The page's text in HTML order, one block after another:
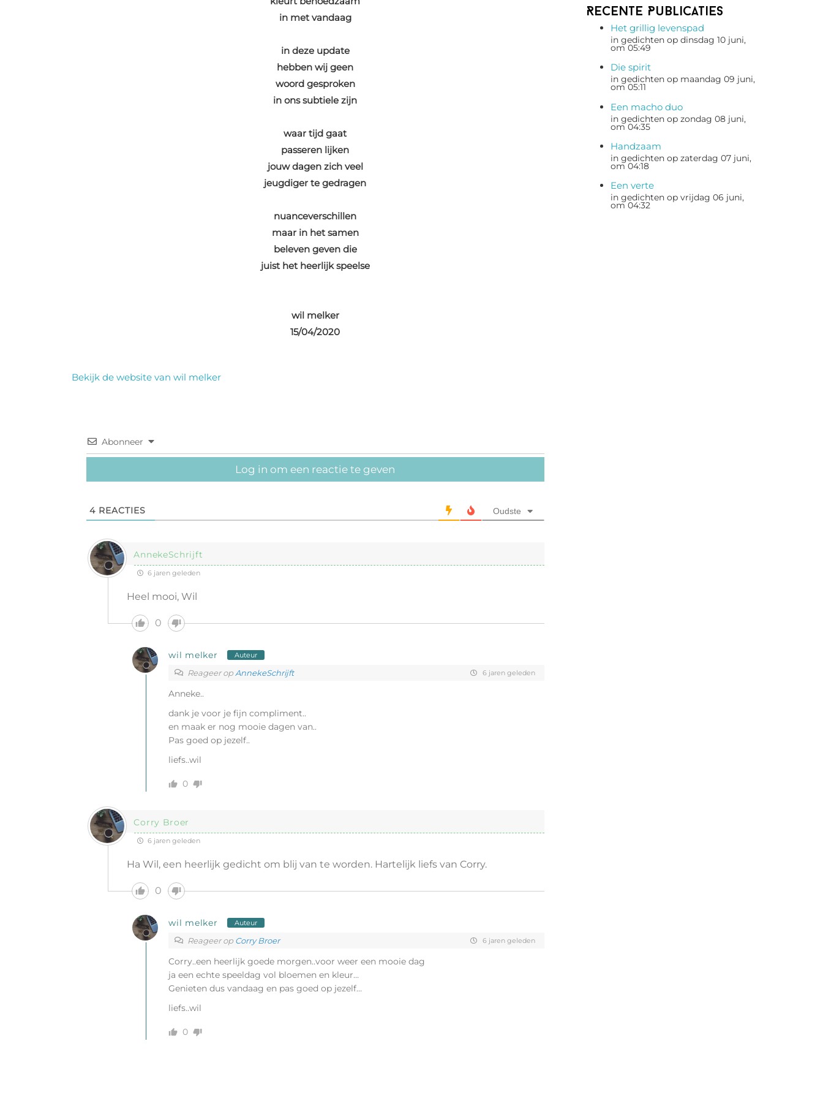
in met vandaag
in deze update
hebben wij geen
woord gesproken
in ons subtiele zijn
waar tijd gaat
passeren lijken
jouw dagen zich veel
jeugdiger te gedragen
nuanceverschillen
maar in het samen
beleven geven die
juist het heerlijk speelse
wil melker
15/04/2020
Bekijk de website van wil melker
Abonneer
Log in om een reactie te geven
4REACTIES Oudste
AnnekeSchrijft
6 jaren geleden
Heel mooi, Wil
0
wil melker Auteur
Reageer op AnnekeSchrijft 6 jaren geleden
Anneke..
dank je voor je fijn compliment..
en maak er nog mooie dagen van..
Pas goed op jezelf..
liefs..wil
0
Corry Broer
6 jaren geleden
Ha Wil, een heerlijk gedicht om blij van te worden. Hartelijk liefs van Corry.
0
wil melker Auteur
Reageer op Corry Broer 6 jaren geleden
Corry..een heerlijk goede morgen..voor weer een mooie dag
ja een echte speeldag vol bloemen en kleur…
Genieten dus vandaag en pas goed op jezelf…
liefs..wil
0
Recente Publicaties
Het grillig levenspad
in gedichten op dinsdag 10 juni,
om 05:49
Die spirit
in gedichten op maandag 09 juni,
om 05:11
Een macho duo
in gedichten op zondag 08 juni,
om 04:35
Handzaam
in gedichten op zaterdag 07 juni,
om 04:18
Een verte
in gedichten op vrijdag 06 juni,
om 04:32